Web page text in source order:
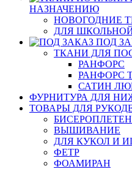
НАЗНАЧЕНИЮ
НОВОГОДНИЕ
ДЛЯ
ПОД
ТКАНИ ДЛЯ
РАНФОРС
РАНФОРС
САТИН
ФУРНИТУРА ДЛЯ
ТОВАРЫ ДЛЯ
ВЫШИВАНИЕ
ДЛЯ КУКОЛ И
ФЕТР
ФОАМИРАН